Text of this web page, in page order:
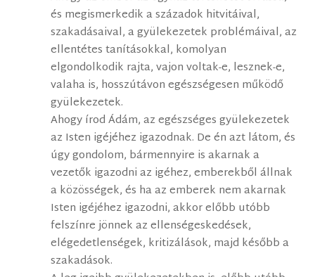
és megismerkedik a századok hitvitáival,
szakadásaival, a gyülekezetek problémáival, az
ellentétes tanításokkal, komolyan
elgondolkodik rajta, vajon voltak-e, lesznek-e,
valaha is, hosszútávon egészségesen működő
gyülekezetek.
Ahogy írod Ádám, az egészséges gyülekezetek
az Isten igéjéhez igazodnak. De én azt látom, és
úgy gondolom, bármennyire is akarnak a
vezetők igazodni az igéhez, emberekből állnak
a közösségek, és ha az emberek nem akarnak
Isten igéjéhez igazodni, akkor előbb utóbb
felszínre jönnek az ellenségeskedések,
elégedetlenségek, kritizálások, majd később a
szakadások.